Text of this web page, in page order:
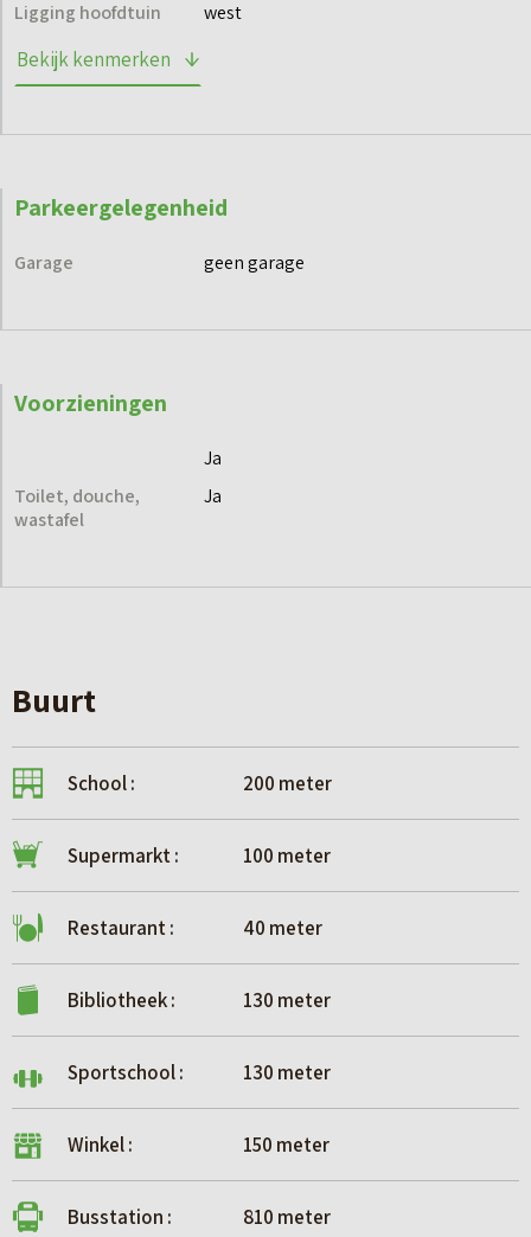
Ligging hoofdtuin west
Bekijk kenmerken
Parkeergelegenheid
Garage geen garage
Voorzieningen
Ja
Toilet, douche,
wastafel
Ja
Buurt
School : 200 meter
Supermarkt : 100 meter
Restaurant : 40 meter
Bibliotheek : 130 meter
Sportschool : 130 meter
Winkel : 150 meter
Busstation : 810 meter